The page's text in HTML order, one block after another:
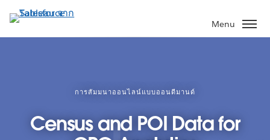
ไป
ที่
Menu
การสัมมนาออนไลน์แบบออนดีมานด์
Census and POI Data for